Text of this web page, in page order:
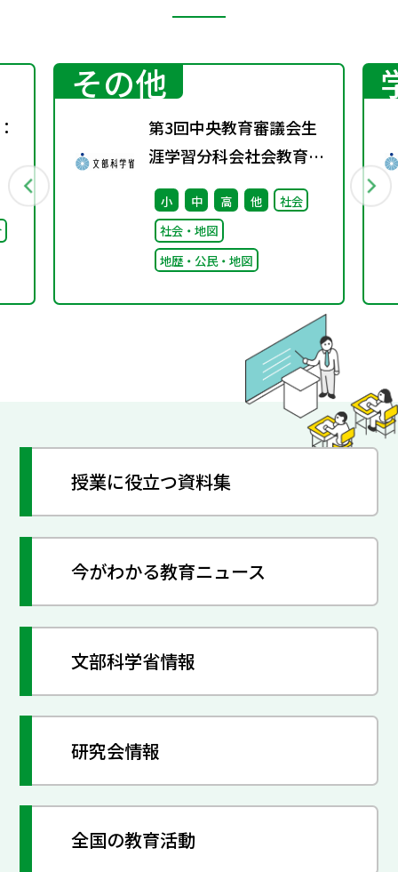
その他
第3回中央教育審議会生
涯学習分科会社会教育の
在り方に関する特別部会
の配布資料を更新しまし
た
小 中 高 他
社会
社会・地図
地歴・公民・地図
授業に役立つ資料集
今がわかる教育ニュース
文部科学省情報
研究会情報
全国の教育活動